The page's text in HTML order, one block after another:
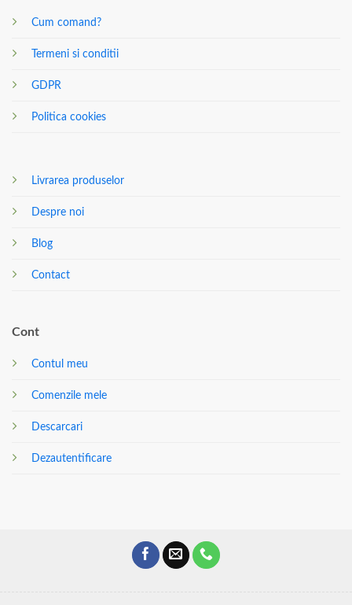
Cum comand?
Termeni si conditii
GDPR
Politica cookies
Livrarea produselor
Despre noi
Blog
Contact
Cont
Contul meu
Comenzile mele
Descarcari
Dezautentificare